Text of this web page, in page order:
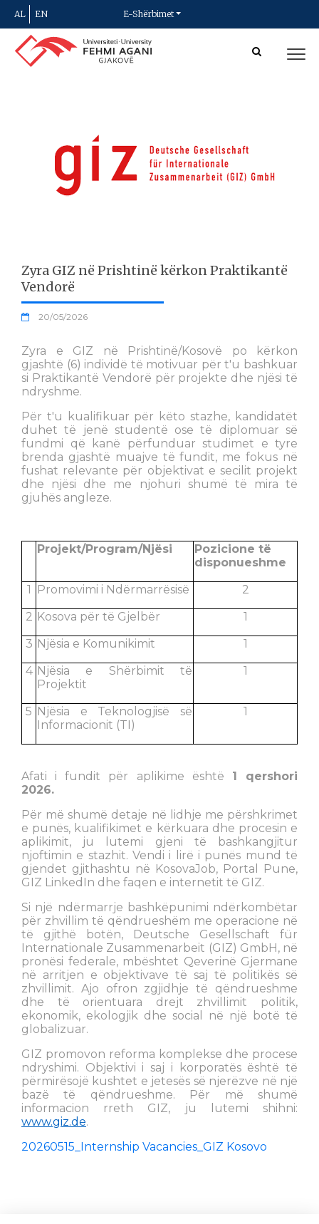
AL EN E-Shërbimet
Zyra GIZ në Prishtinë kërkon Praktikantë
Vendorë
20/05/2026
Zyra e GIZ në Prishtinë/Kosovë po kërkon
gjashtë (6) individë të motivuar për t'u bashkuar
si Praktikantë Vendorë për projekte dhe njësi të
ndryshme.
Për t'u kualifikuar për këto stazhe, kandidatët
duhet të jenë studentë ose të diplomuar së
fundmi që kanë përfunduar studimet e tyre
brenda gjashtë muajve të fundit, me fokus në
fushat relevante për objektivat e secilit projekt
dhe njësi dhe me njohuri shumë të mira të
gjuhës angleze.
Projekt/Program/Njësi
Pozicione të
disponueshme
1
Promovimi i Ndërmarrësisë
2
2 Kosova për të Gjelbër
1
3 Njësia e Komunikimit
1
4 Njësia e Shërbimit të
Projektit
1
5 Njësia e Teknologjisë së
Informacionit (TI)
1
Afati i fundit për aplikime është 1 qershori
2026.
Për më shumë detaje në lidhje me përshkrimet
e punës, kualifikimet e kërkuara dhe procesin e
aplikimit, ju lutemi gjeni të bashkangjitur
njoftimin e stazhit. Vendi i lirë i punës mund të
gjendet gjithashtu në KosovaJob, Portal Pune,
GIZ LinkedIn dhe faqen e internetit të GIZ.
Si një ndërmarrje bashkëpunimi ndërkombëtar
për zhvillim të qëndrueshëm me operacione në
të gjithë botën, Deutsche Gesellschaft für
Internationale Zusammenarbeit (GIZ) GmbH, në
pronësi federale, mbështet Qeverinë Gjermane
në arritjen e objektivave të saj të politikës së
zhvillimit. Ajo ofron zgjidhje të qëndrueshme
dhe të orientuara drejt zhvillimit politik,
ekonomik, ekologjik dhe social në një botë të
globalizuar.
GIZ promovon reforma komplekse dhe procese
ndryshimi. Objektivi i saj i korporatës është të
përmirësojë kushtet e jetesës së njerëzve në një
bazë të qëndrueshme. Për më shumë
informacion rreth GIZ, ju lutemi shihni:
www.giz.de.
20260515_Internship Vacancies_GIZ Kosovo